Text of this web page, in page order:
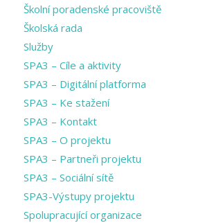
Školní poradenské pracoviště
Školská rada
Služby
SPA3 – Cíle a aktivity
SPA3 – Digitální platforma
SPA3 – Ke stažení
SPA3 – Kontakt
SPA3 – O projektu
SPA3 – Partneři projektu
SPA3 – Sociální sítě
SPA3-Výstupy projektu
Spolupracující organizace